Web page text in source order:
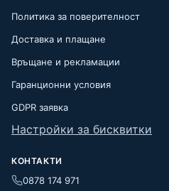
Политика за поверителност
Доставка и плащане
Връщане и рекламации
Гаранционни условия
GDPR заявка
Настройки за бисквитки
КОНТАКТИ
0878 174 971